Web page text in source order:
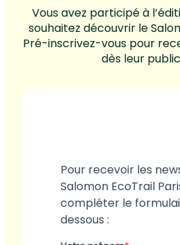
Vous avez participé à
souhaitez découvrir le
Pré-inscrivez-vous pour
dès leur